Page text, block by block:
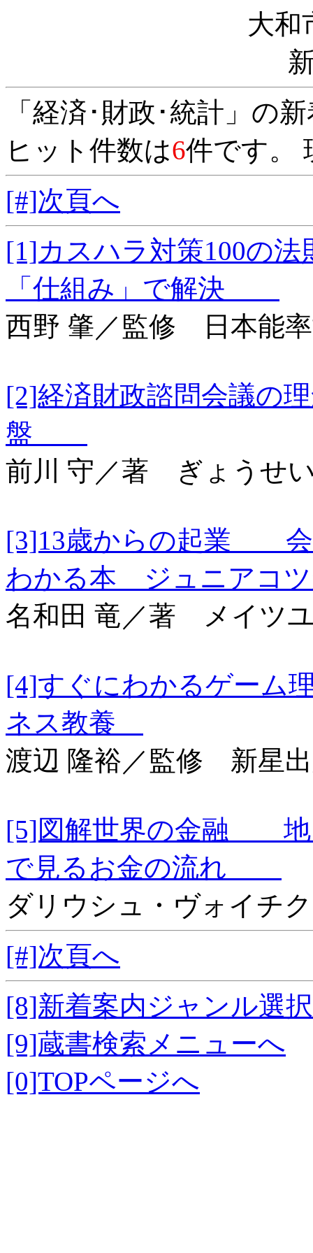
大和
「経済･財政･統計」の
ヒット件数は6件です。
[#]次頁へ
[1]カスハラ対策100の
「仕組み」で解決
西野 肇／監修 日本能
[2]経済財政諮問会議
盤
前川 守／著 ぎょうせ
[3]13歳からの起業 会
わかる本 ジュニアコ
名和田 竜／著 メイツ
[4]すぐにわかるゲー
ネス教養
渡辺 隆裕／監修 新星
[5]図解世界の金融 地
で見るお金の流れ
ダリウシュ・ヴォイチ
[#]次頁へ
[8]新着案内ジャンル選
[9]蔵書検索メニューへ
[0]TOPページへ